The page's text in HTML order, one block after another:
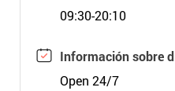
09:30-20:10
Información sobre
Open 24/7